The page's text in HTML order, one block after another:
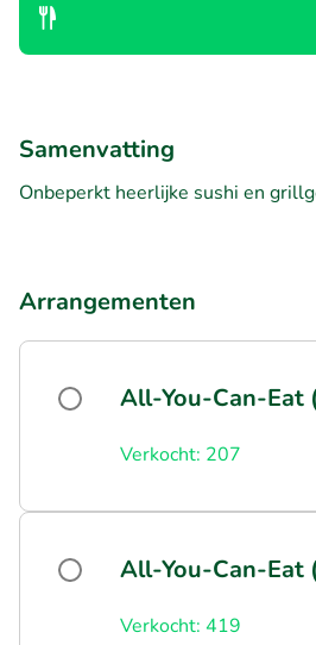
Samenvatting
Onbeperkt heerlijke sushi en
Arrangementen
All-You-Can-Eat
Verkocht: 207
All-You-Can-Eat
Verkocht: 419